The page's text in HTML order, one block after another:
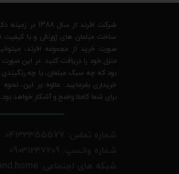
شرکت افرند از سال
ساخت مبلمان های ژورنالی و با کیفیت
صورت خرید از مجموعه افرند،
منزل خود را دریافت کنید. در این صورت
بود که چه سبک مبلمان، با چه رنگبندی
خریداری بفرمایید. علاوه بر این،
برای شما کاملا واضح و آشکار خواهد بود.
شماره تماس: 04133355577
شماره واتسپ: 09031237209
شبکه های اجتماعی: afrand.home